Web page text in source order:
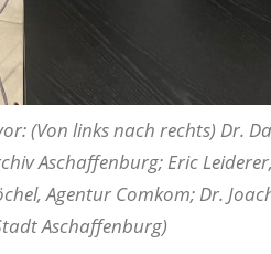
(Von links nach rechts) Dr.
Aschaffenburg; Eric Leiderer,
Agentur Comkom; Dr.
Aschaffenburg)